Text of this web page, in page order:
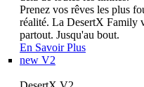
Prenez vos rêves les plus
réalité. La DesertX Family
partout. Jusqu'au bout.
En Savoir Plus
new V2